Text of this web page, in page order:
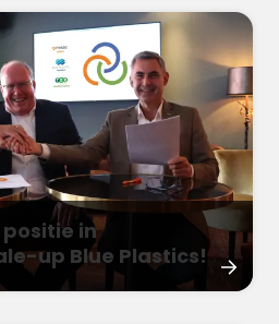
in
up Blue Plastics!